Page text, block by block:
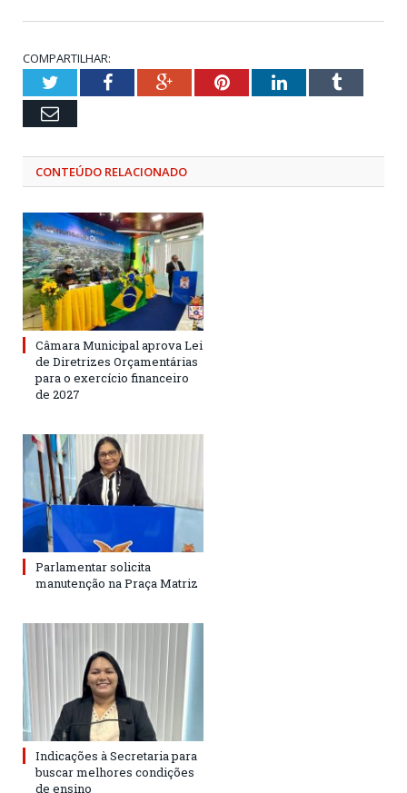
COMPARTILHAR:
TwitterFacebookGoogle+PinterestLinkedInTumblr
Email
CONTEÚDO RELACIONADO
Câmara Municipal aprova Lei
de Diretrizes Orçamentárias
para o exercício financeiro
de 2027
Parlamentar solicita
manutenção na Praça Matriz
Indicações à Secretaria para
buscar melhores condições
de ensino